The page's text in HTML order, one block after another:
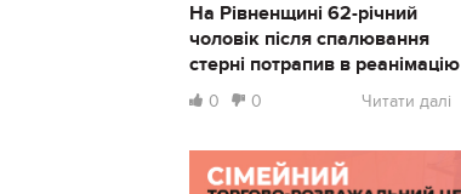
На Рівненщині 62-річний
чоловік після спалювання
стерні потрапив в реанімацію
0 0 Читати далі